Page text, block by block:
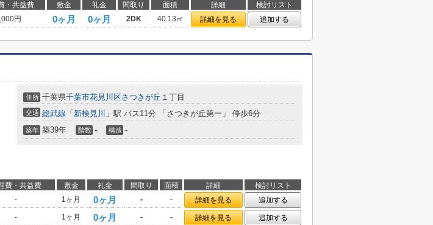
・共益費 敷金 礼金 間取り 面積 詳細
検討リスト
円 0ヶ月 0ヶ月 2DK 40.13㎡ 詳細を見る 追加する
住所 千葉県千葉市花見川区さつきが丘 １丁目
交通 総武線 「 新検見川 」駅 バス11分 「さつきが丘第一」 停歩6分
築年 築39年 階数 - 構造 -
費・共益費 敷金 礼金 間取り 面積 詳細
検討リスト
- 1ヶ月 0ヶ月 - - 詳細を見る
追加する
- 1ヶ月 0ヶ月 - - 詳細を見る
追加する